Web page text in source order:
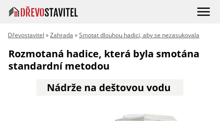
Dřevostavitel »Zahrada »Smotat dlouhou hadici, aby se nezasukovala
Rozmotaná hadice, která byla smotána
standardní metodou